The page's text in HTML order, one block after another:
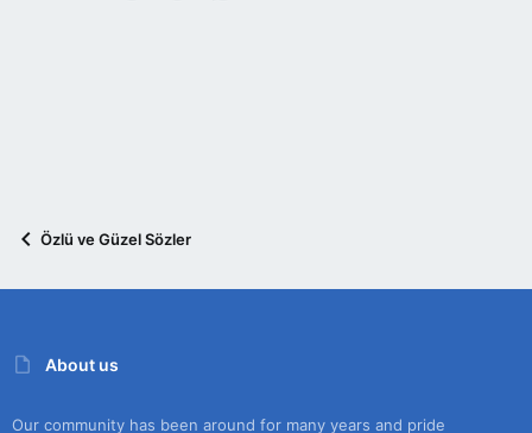
Özlü ve Güzel Sözler
About us
Our community has been around for many years and pride